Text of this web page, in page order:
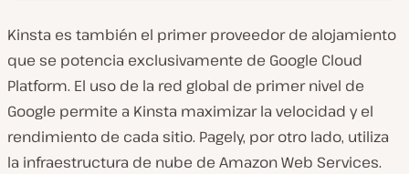
Kinsta es también el primer proveedor de alojamiento
que se potencia exclusivamente de Google Cloud
Platform. El uso de la red global de primer nivel de
Google permite a Kinsta maximizar la velocidad y el
rendimiento de cada sitio. Pagely, por otro lado, utiliza
la infraestructura de nube de Amazon Web Services.